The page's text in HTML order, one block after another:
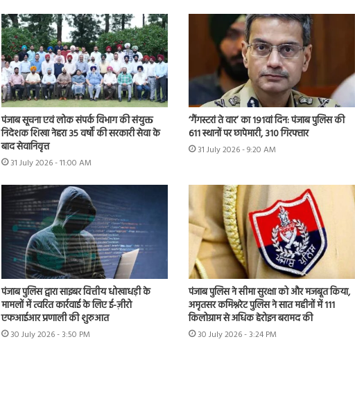
पंजाब सूचना एवं लोक संपर्क विभाग की संयुक्त
निदेशक शिखा नेहरा 35 वर्षों की सरकारी सेवा के
बाद सेवानिवृत्त
31 July 2026 - 11:00 AM
‘गैंगस्टरां ते वार’ का 191वां दिन: पंजाब पुलिस की
611 स्थानों पर छापेमारी, 310 गिरफ्तार
31 July 2026 - 9:20 AM
पंजाब पुलिस द्वारा साइबर वित्तीय धोखाधड़ी के
मामलों में त्वरित कार्रवाई के लिए ई-ज़ीरो
एफआईआर प्रणाली की शुरुआत
30 July 2026 - 3:50 PM
पंजाब पुलिस ने सीमा सुरक्षा को और मजबूत किया,
अमृतसर कमिश्नरेट पुलिस ने सात महीनों में 111
किलोग्राम से अधिक हेरोइन बरामद की
30 July 2026 - 3:24 PM